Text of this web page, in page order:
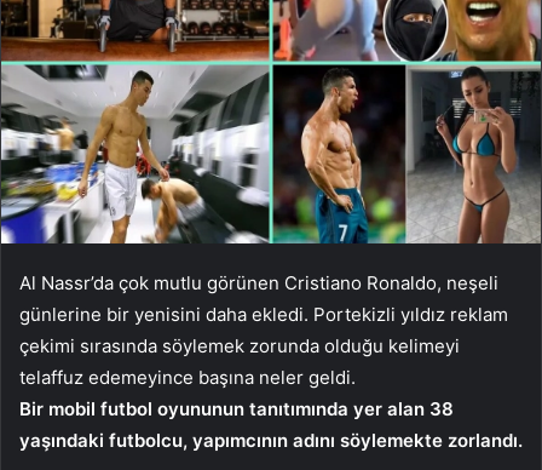
Al Nassr’da çok mutlu görünen Cristiano Ronaldo, neşeli
günlerine bir yenisini daha ekledi. Portekizli yıldız reklam
çekimi sırasında söylemek zorunda olduğu kelimeyi
telaffuz edemeyince başına neler geldi.
Bir mobil futbol oyununun tanıtımında yer alan 38
yaşındaki futbolcu, yapımcının adını söylemekte zorlandı.